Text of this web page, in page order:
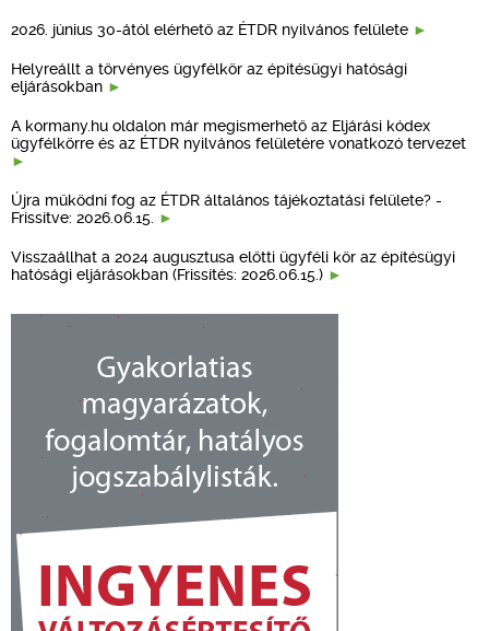
2026. június 30-ától elérhető az ÉTDR nyilvános felülete
Helyreállt a törvényes ügyfélkör az építésügyi hatósági
eljárásokban
A kormany.hu oldalon már megismerhető az Eljárási kódex
ügyfélkörre és az ÉTDR nyilvános felületére vonatkozó tervezet
Újra működni fog az ÉTDR általános tájékoztatási felülete? -
Frissítve: 2026.06.15.
Visszaállhat a 2024 augusztusa előtti ügyféli kör az építésügyi
hatósági eljárásokban (Frissítés: 2026.06.15.)